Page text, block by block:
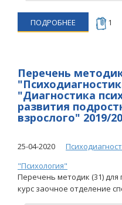
ПОДРОБНЕЕ 1
Перечень
"Диагностика
развития
взрослого" 2019/
25-04-2020
"Психология"
Перечень методик (31) для
курс заочное отделение